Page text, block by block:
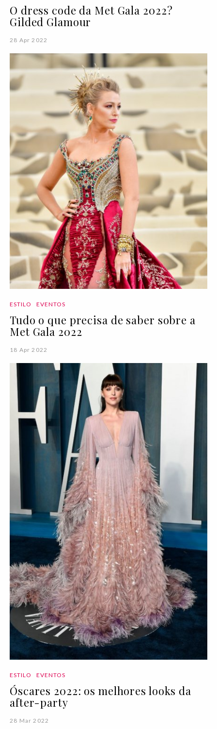
O dress code da Met Gala 2022?
Gilded Glamour
28 Apr 2022
ESTILO EVENTOS
Tudo o que precisa de saber sobre a
Met Gala 2022
18 Apr 2022
ESTILO EVENTOS
Óscares 2022: os melhores looks da
after-party
28 Mar 2022